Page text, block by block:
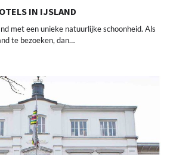
IN IJSLAND
met een unieke natuurlijke schoonheid. Als
te bezoeken, dan…